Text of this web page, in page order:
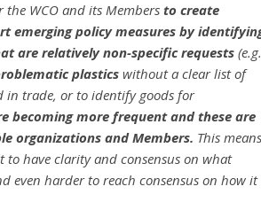
the WCO and its Members to create
emerging policy measures by
are relatively non-specific requests(e.g.
plasticswithout a clear list of
in trade, or to identify goods for
becoming more frequent and these are
organizations and Members. This means
have clarity and consensus on what
even harder to reach consensus on how it